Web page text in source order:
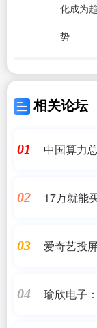
化成为趋
势
相关论坛
01
中国算力
02 17万就能
03
爱奇艺投
04 瑜欣电子